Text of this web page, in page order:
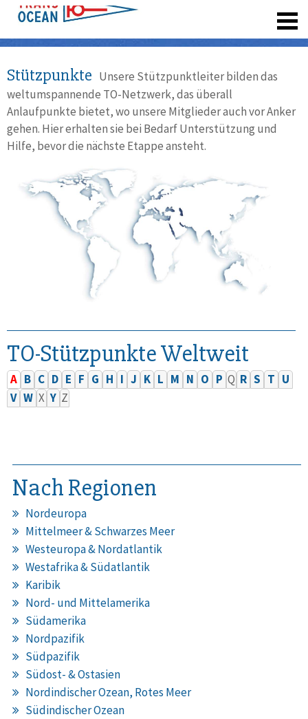
Stützpunkte Unsere Stützpunktleiter bilden das
weltumspannende TO-Netzwerk, das überall
Anlaufpunkte bietet, wo unsere Mitglieder auch vor Anker
gehen. Hier erhalten sie bei Bedarf Unterstützung und
Hilfe, bevor die nächste Etappe ansteht.
TO-Stützpunkte Weltweit
A B C D E F G H I J K L M N O P Q R S T U
V W X Y Z
Nach Regionen
Nordeuropa
Mittelmeer & Schwarzes Meer
Westeuropa & Nordatlantik
Westafrika & Südatlantik
Karibik
Nord- und Mittelamerika
Südamerika
Nordpazifik
Südpazifik
Südost- & Ostasien
Nordindischer Ozean, Rotes Meer
Südindischer Ozean